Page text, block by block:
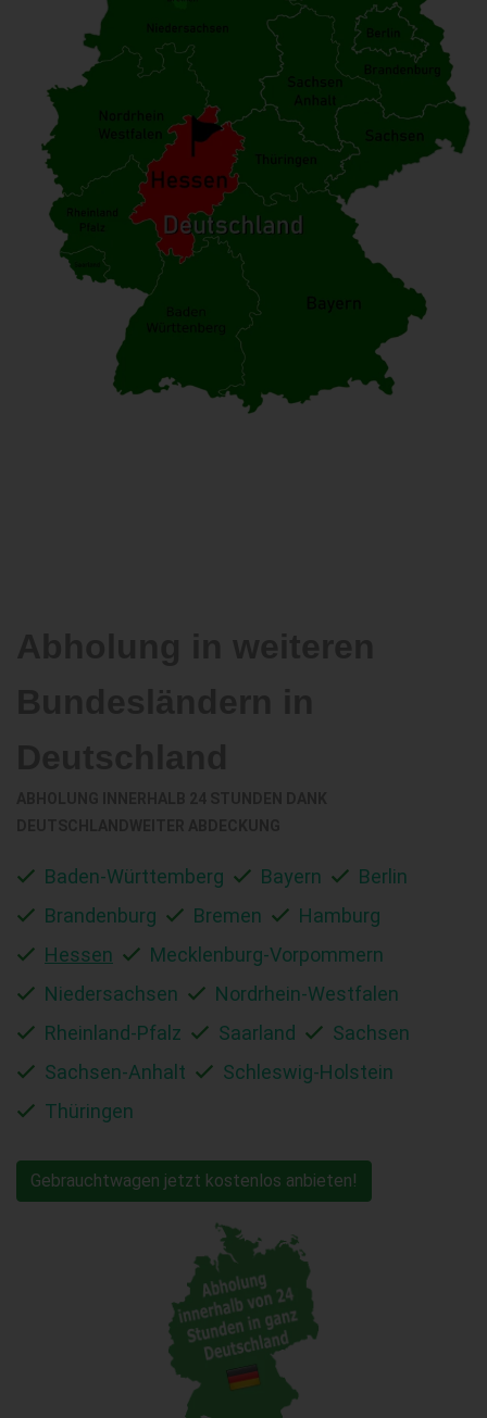
Baden-Württemberg Bayern
Berlin
Brandenburg
Bremen
Hamburg
Hessen
Mecklenburg-Vorpommern
Niedersachsen
Nordrhein-Westfalen
Rheinland-Pfalz
Saarland
Sachsen
Sachsen-Anhalt
Schleswig-Holstein
Thüringen
Gebrauchtwagen jetzt kostenlos anbieten!